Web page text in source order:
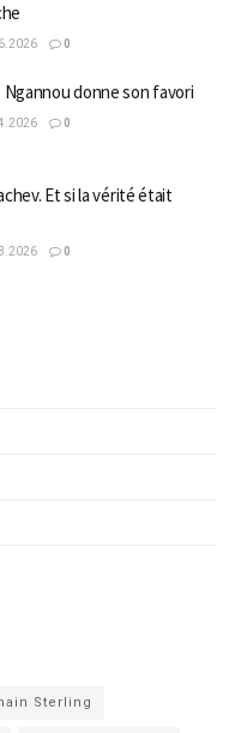
0
Ngannou donne son favori
0
Et si la vérité était
0
Sterling